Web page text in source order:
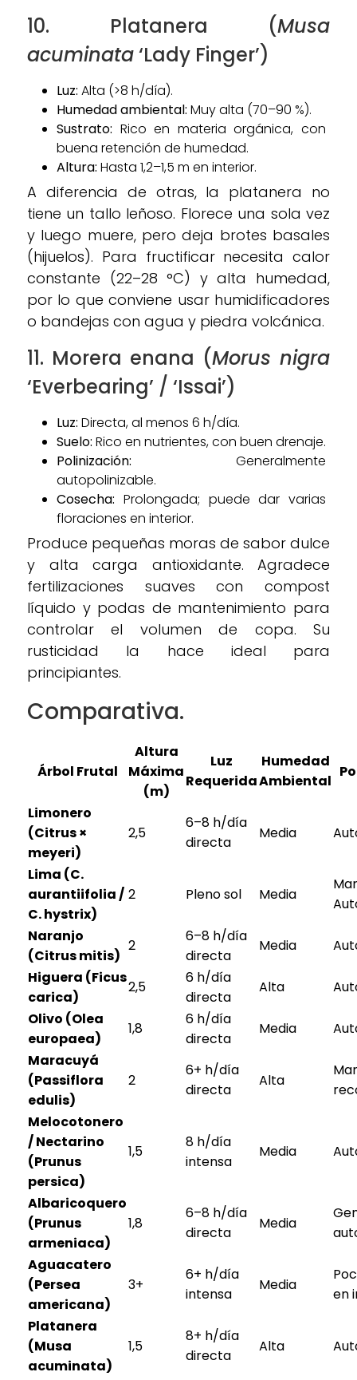
10. Platanera (Musa
acuminata‘Lady Finger’)
Luz: Alta (>8 h/día).
Humedad ambiental: Muy alta (70–90 %).
Sustrato: Rico en materia orgánica, con
buena retención de humedad.
Altura: Hasta 1,2–1,5 m en interior.
A diferencia de otras, la platanera no
tiene un tallo leñoso. Florece una sola vez
y luego muere, pero deja brotes basales
(hijuelos). Para fructificar necesita calor
constante (22–28 °C) y alta humedad,
por lo que conviene usar humidificadores
o bandejas con agua y piedra volcánica.
11. Morera enana (Morus nigra
‘Everbearing’ / ‘Issai’)
Luz: Directa, al menos 6 h/día.
Suelo: Rico en nutrientes, con buen drenaje.
Polinización: Generalmente
autopolinizable.
Cosecha: Prolongada; puede dar varias
floraciones en interior.
Produce pequeñas moras de sabor dulce
y alta carga antioxidante. Agradece
fertilizaciones suaves con compost
líquido y podas de mantenimiento para
controlar el volumen de copa. Su
rusticidad la hace ideal para
principiantes.
Comparativa.
Árbol Frutal
Altura
Máxima
(m)
Luz
Requerida
Humedad
Ambiental
Limonero
(Citrus ×
meyeri)
2,5
6–8 h/día
directa
Media
Lima (C.
aurantiifolia /
C. hystrix)
2 Pleno sol Media
Naranjo
(Citrus mitis)
2
6–8 h/día
directa
Media
Higuera (Ficus
carica)
2,5
6 h/día
directa
Alta
Olivo (Olea
europaea)
1,8
6 h/día
directa
Media
Maracuyá
(Passiflora
edulis)
2
6+ h/día
directa
Alta
Melocotonero
/ Nectarino
(Prunus
persica)
1,5
8 h/día
intensa
Media
Albaricoquero
(Prunus
armeniaca)
1,8
6–8 h/día
directa
Media
Aguacatero
(Persea
americana)
3+
6+ h/día
intensa
Media
en
Platanera
(Musa
acuminata)
1,5
8+ h/día
directa
Alta